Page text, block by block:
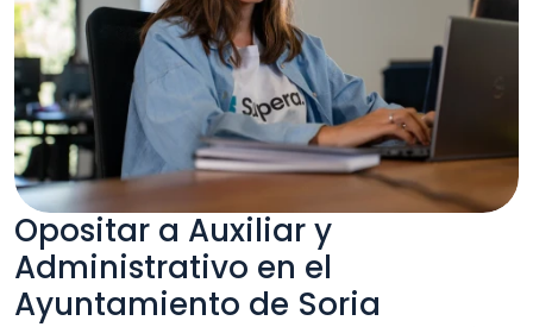
Opositar a Auxiliar y
Administrativo en el
Ayuntamiento de Soria